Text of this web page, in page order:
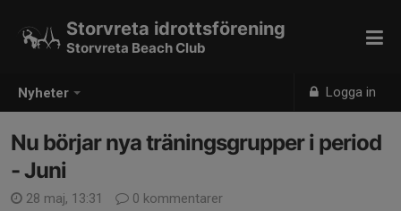
Nyheter Logga in
Storvreta idrottsförening
Storvreta Beach Club
Nu börjar nya träningsgrupper i period
- Juni
28 maj, 13:31 0 kommentarer